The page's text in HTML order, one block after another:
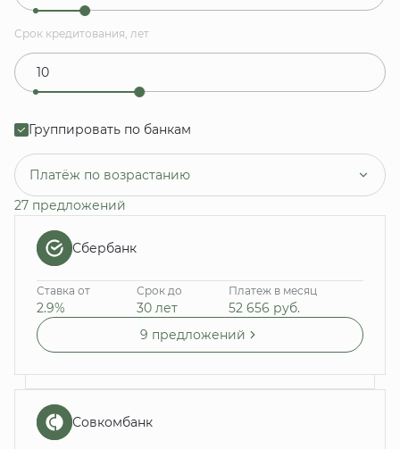
Срок кредитования, лет
Группировать по банкам
Платёж по возрастанию
27 предложений
Сбербанк
Ставка от
2.9%
Срок до
30 лет
Платеж в месяц
52 656 руб.
9 предложений
Совкомбанк